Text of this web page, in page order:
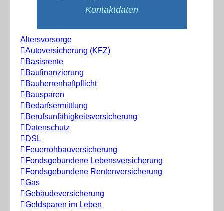
Kontaktdaten
Altersvorsorge
Autoversicherung (KFZ)
Basisrente
Baufinanzierung
Bauherrenhaftpflicht
Bausparen
Bedarfsermittlung
Berufs­unfähigkeitsversicherung
Datenschutz
DSL
Feuerrohbauversicherung
Fondsgebundene Lebensversicherung
Fondsgebundene Rentenversicherung
Gas
Gebäudeversicherung
Geldsparen im Leben